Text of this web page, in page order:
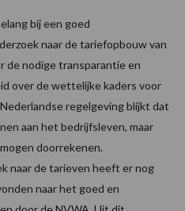
bij een goed
naar de tariefopbouw van
de nodige transparantie en
over de wettelijke kaders voor
regelgeving blijkt dat
aan het bedrijfsleven, maar
doorrekenen.
naar de tarieven heeft er nog
naar het goed en